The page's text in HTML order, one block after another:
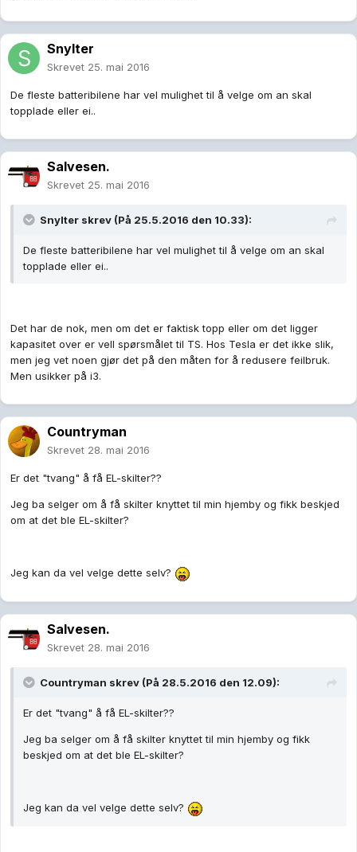
Snylter
Skrevet 25. mai 2016
De fleste batteribilene har vel mulighet til å velge om an skal
topplade eller ei..
Salvesen.
Skrevet 25. mai 2016
Snylter skrev (På 25.5.2016 den 10.33):
De fleste batteribilene har vel mulighet til å velge om an skal
topplade eller ei..
Det har de nok, men om det er faktisk topp eller om det ligger
kapasitet over er vell spørsmålet til TS. Hos Tesla er det ikke slik,
men jeg vet noen gjør det på den måten for å redusere feilbruk.
Men usikker på i3.
Countryman
Skrevet 28. mai 2016
Er det "tvang" å få EL-skilter??
Jeg ba selger om å få skilter knyttet til min hjemby og fikk beskjed
om at det ble EL-skilter?
Jeg kan da vel velge dette selv?
Salvesen.
Skrevet 28. mai 2016
Countryman skrev (På 28.5.2016 den 12.09):
Er det "tvang" å få EL-skilter??
Jeg ba selger om å få skilter knyttet til min hjemby og fikk
beskjed om at det ble EL-skilter?
Jeg kan da vel velge dette selv?